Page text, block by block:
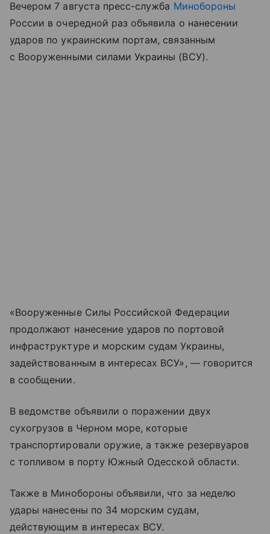
Вечером 7 августа пресс-служба Минобороны
России в очередной раз объявила о нанесении
ударов по украинским портам, связанным
с Вооруженными силами Украины (ВСУ).
«Вооруженные Силы Российской Федерации
продолжают нанесение ударов по портовой
инфраструктуре и морским судам Украины,
задействованным в интересах ВСУ», — говорится
в сообщении.
В ведомстве объявили о поражении двух
сухогрузов в Черном море, которые
транспортировали оружие, а также резервуаров
с топливом в порту Южный Одесской области.
Также в Минобороны объявили, что за неделю
удары нанесены по 34 морским судам,
действующим в интересах ВСУ.